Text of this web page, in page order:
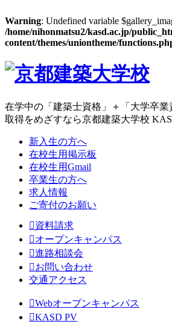
Warning: Undefined variable
/home/nihonmatsu2/kasd.ac.jp/
content/themes/uniontheme/
在学中の「建築士資格」＋「大学卒業
取得をめざすなら京都建築大学校
新入生の方へ
在校生用掲示板
在校生用Gmail
卒業生の方へ
求人情報
ご寄付のお願い
資料請求
オープンキャンパス
進路相談会
お問い合わせ
交通アクセス
Webオープンキャンパス
KASD PV